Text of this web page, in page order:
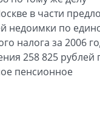
в части
недоимки по
налога за 2006
258 825 рублей
пенсионное